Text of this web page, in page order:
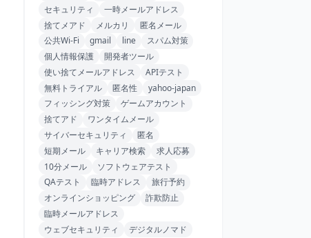
セキュリティ
一時メールアドレス
捨てメアド
メルカリ
匿名メール
公共Wi-Fi
gmail line
スパム対策
個人情報保護
開発者ツール
使い捨てメールアドレス
APIテスト
無料トライアル
匿名性
yahoo-japan
フィッシング対策
ゲームアカウント
捨てアド
ワンタイムメール
サイバーセキュリティ
匿名
短期メール
キャリア検索
求人応募
10分メール
ソフトウェアテスト
QAテスト
臨時アドレス
旅行予約
オンラインショッピング
詐欺防止
臨時メールアドレス
ウェブセキュリティ
デジタルノマド